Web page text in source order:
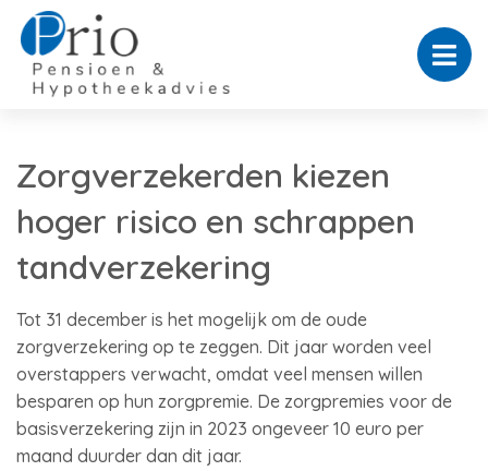
Zorgverzekerden kiezen
hoger risico en schrappen
tandverzekering
Tot 31 december is het mogelijk om de oude
zorgverzekering op te zeggen. Dit jaar worden veel
overstappers verwacht, omdat veel mensen willen
besparen op hun zorgpremie. De zorgpremies voor de
basisverzekering zijn in 2023 ongeveer 10 euro per
maand duurder dan dit jaar.